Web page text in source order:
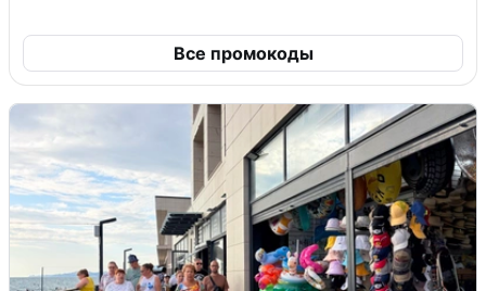
Все промокоды